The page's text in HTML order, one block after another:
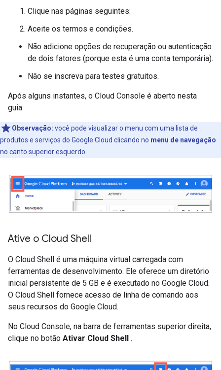
Clique nas páginas seguintes:
Aceite os termos e condições.
Não adicione opções de recuperação ou autenticação
de dois fatores (porque esta é uma conta temporária).
Não se inscreva para testes gratuitos.
Após alguns instantes, o Cloud Console é aberto nesta
guia.
Observação: você pode visualizar o menu com uma lista de
produtos e serviços do Google Cloud clicando no menu de navegação
no canto superior esquerdo.
Ative o Cloud Shell
O Cloud Shell é uma máquina virtual carregada com
ferramentas de desenvolvimento. Ele oferece um diretório
inicial persistente de 5 GB e é executado no Google Cloud.
O Cloud Shell fornece acesso de linha de comando aos
seus recursos do Google Cloud.
No Cloud Console, na barra de ferramentas superior direita,
clique no botão Ativar Cloud Shell .